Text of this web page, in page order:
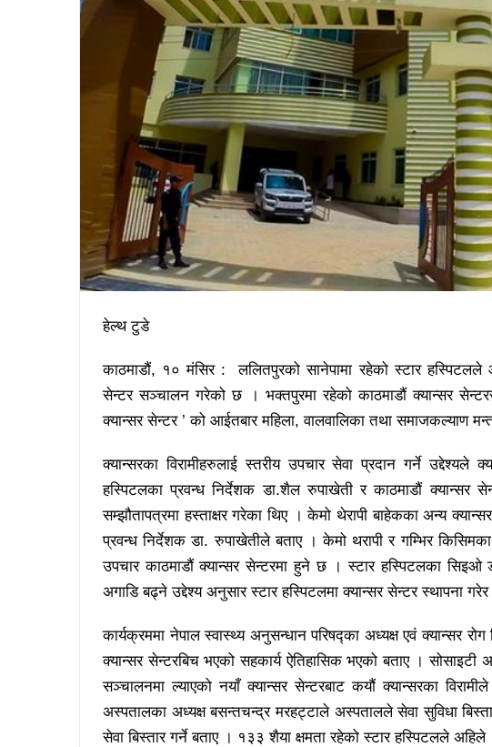
हेल्थ टुडे
काठमाडौं, १० मंसिर : ललितपुरको सानेपामा रहेको स्टार हस्पिटलले
सेन्टर सञ्चालन गरेको छ । भक्तपुरमा रहेको काठमाडौं क्यान्सर
क्यान्सर सेन्टर ’ को आईतबार महिला, वालवालिका तथा समाजकल्याण
क्यान्सरका विरामीहरुलाई स्तरीय उपचार सेवा प्रदान गर्ने
हस्पिटलका प्रवन्ध निर्देशक डा.शैल रुपाखेती र काठमाडौं क्यान्सर
सम्झौतापत्रमा हस्ताक्षर गरेका थिए । केमो थेरापी बाहेकका अन्य
प्रवन्ध निर्देशक डा. रुपाखेतीले बताए । केमो थरापी र गम्भिर किसिमका
उपचार काठमाडौं क्यान्सर सेन्टरमा हुने छ । स्टार हस्पिटलका
अगाडि बढ्ने उद्देश्य अनुसार स्टार हस्पिटलमा क्यान्सर सेन्टर स्थापना
कार्यक्रममा नेपाल स्वास्थ्य अनुसन्धान परिषद्का अध्यक्ष एवं क्यान्सर
क्यान्सर सेन्टरबिच भएको सहकार्य ऐतिहासिक भएको बताए ।
सञ्चालनमा ल्याएको नयाँ क्यान्सर सेन्टरबाट कयौं क्यान्सरका
अस्पतालका अध्यक्ष बसन्तचन्द्र मरहट्टाले अस्पतालले सेवा सुविधा
सेवा बिस्तार गर्ने बताए । १३३ शैया क्षमता रहेको स्टार हस्पिटलले